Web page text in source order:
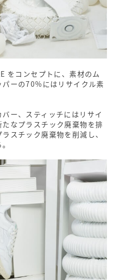
をコンセプトに、素材のム
ーの70%にはリサイクル素
ー、スティッチにはリサイ
なプラスチック廃棄物を排
スチック廃棄物を削減し、